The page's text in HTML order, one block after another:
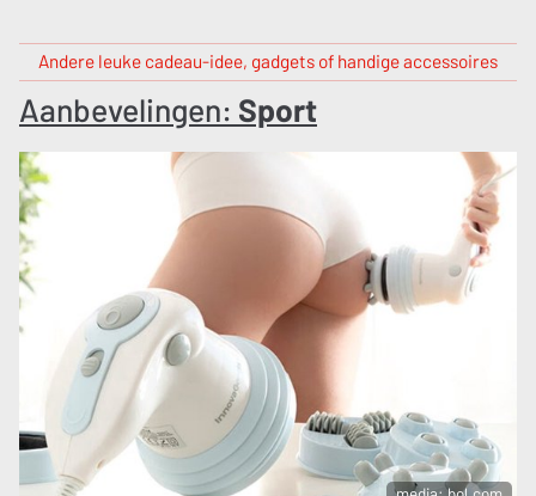
Andere leuke cadeau-idee, gadgets of handige accessoires
Aanbevelingen: Sport